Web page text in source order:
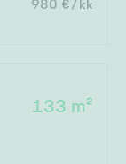
980 €/kk
133 m²